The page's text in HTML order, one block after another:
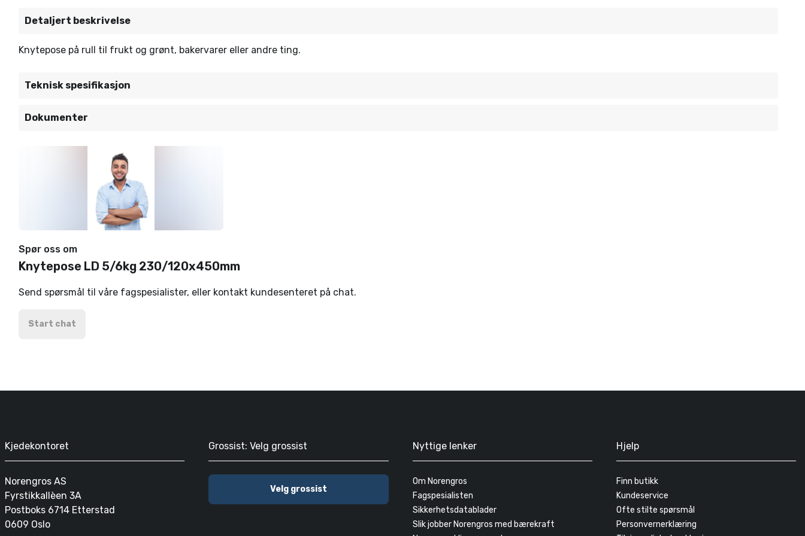
Detaljert beskrivelse
Knytepose på rull til frukt og grønt, bakervarer eller andre ting.
Teknisk spesifikasjon
Dokumenter
Spør oss om
Knytepose LD 5/6kg 230/120x450mm
Send spørsmål til våre fagspesialister, eller kontakt kundesenteret på chat.
Start chat
Kjedekontoret
Norengros AS
Fyrstikkallèen 3A
Postboks 6714 Etterstad
0609 Oslo
Grossist: Velg grossist
Velg grossist
Nyttige lenker
Om Norengros
Fagspesialisten
Sikkerhetsdatablader
Slik jobber Norengros med bærekraft
Hjelp
Finn butikk
Kundeservice
Ofte stilte spørsmål
Personvernerklæring